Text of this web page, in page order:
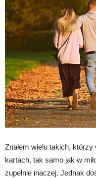
Znałem wielu takich,
kartach, tak samo jak w
zupełnie inaczej. Jednak